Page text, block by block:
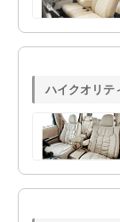
ハイクオリテ